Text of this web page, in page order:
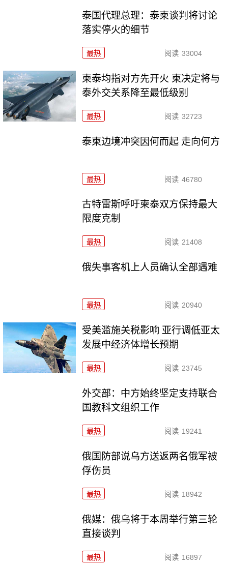
泰国代理总理：泰柬谈判将讨论
落实停火的细节
最热 阅读 33004
柬泰均指对方先开火 柬决定将与
泰外交关系降至最低级别
最热 阅读 32723
泰柬边境冲突因何而起 走向何方
最热 阅读 46780
古特雷斯呼吁柬泰双方保持最大
限度克制
最热 阅读 21408
俄失事客机上人员确认全部遇难
最热 阅读 20940
受美滥施关税影响 亚行调低亚太
发展中经济体增长预期
最热 阅读 23745
外交部：中方始终坚定支持联合
国教科文组织工作
最热 阅读 19241
俄国防部说乌方送返两名俄军被
俘伤员
最热 阅读 18942
俄媒：俄乌将于本周举行第三轮
直接谈判
最热 阅读 16897